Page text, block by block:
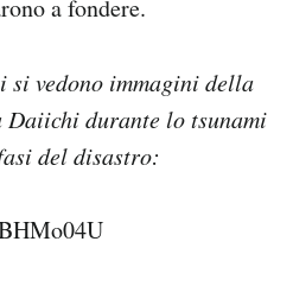
a fondere.
si vedono immagini della
Daiichi durante lo tsunami
del disastro: